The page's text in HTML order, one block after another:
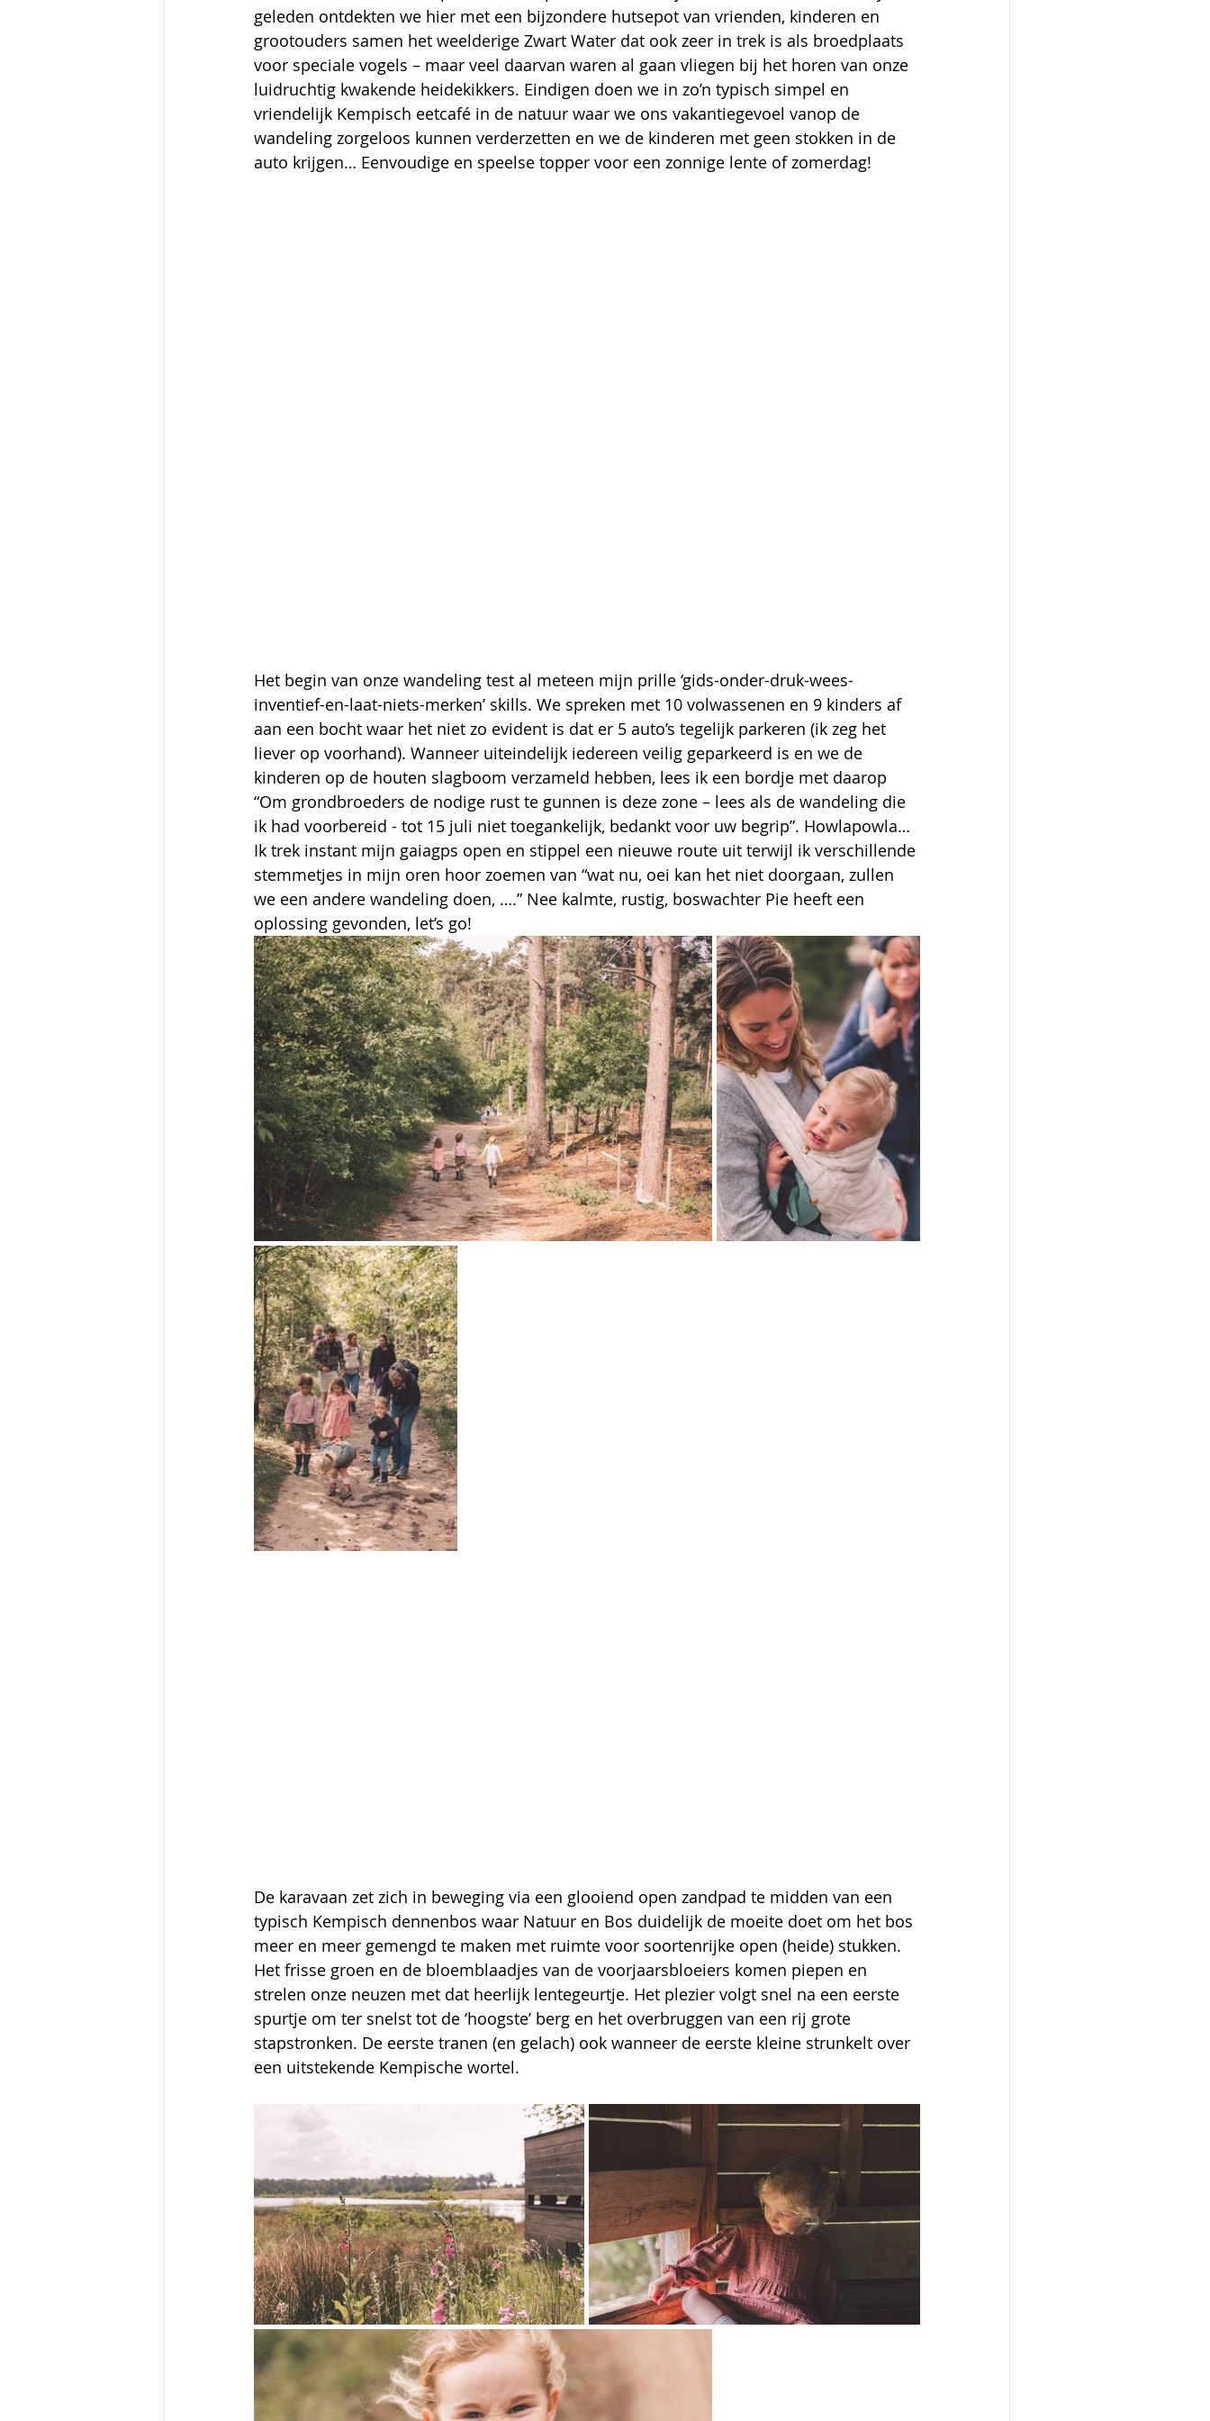
geleden ontdekten we hier met een bijzondere hutsepot van vrienden, kinderen en
grootouders samen het weelderige Zwart Water dat ook zeer in trek is als broedplaats
voor speciale vogels – maar veel daarvan waren al gaan vliegen bij het horen van onze
luidruchtig kwakende heidekikkers. Eindigen doen we in zo’n typisch simpel en
vriendelijk Kempisch eetcafé in de natuur waar we ons vakantiegevoel vanop de
wandeling zorgeloos kunnen verderzetten en we de kinderen met geen stokken in de
auto krijgen… Eenvoudige en speelse topper voor een zonnige lente of zomerdag!
Het begin van onze wandeling test al meteen mijn prille ‘gids-onder-druk-wees-
inventief-en-laat-niets-merken’ skills. We spreken met 10 volwassenen en 9 kinders af
aan een bocht waar het niet zo evident is dat er 5 auto’s tegelijk parkeren (ik zeg het
liever op voorhand). Wanneer uiteindelijk iedereen veilig geparkeerd is en we de
kinderen op de houten slagboom verzameld hebben, lees ik een bordje met daarop
“Om grondbroeders de nodige rust te gunnen is deze zone – lees als de wandeling die
ik had voorbereid - tot 15 juli niet toegankelijk, bedankt voor uw begrip”. Howlapowla…
Ik trek instant mijn gaiagps open en stippel een nieuwe route uit terwijl ik verschillende
stemmetjes in mijn oren hoor zoemen van “wat nu, oei kan het niet doorgaan, zullen
we een andere wandeling doen, ….” Nee kalmte, rustig, boswachter Pie heeft een
oplossing gevonden, let’s go!
De karavaan zet zich in beweging via een glooiend open zandpad te midden van een
typisch Kempisch dennenbos waar Natuur en Bos duidelijk de moeite doet om het bos
meer en meer gemengd te maken met ruimte voor soortenrijke open (heide) stukken.
Het frisse groen en de bloemblaadjes van de voorjaarsbloeiers komen piepen en
strelen onze neuzen met dat heerlijk lentegeurtje. Het plezier volgt snel na een eerste
spurtje om ter snelst tot de ‘hoogste’ berg en het overbruggen van een rij grote
stapstronken. De eerste tranen (en gelach) ook wanneer de eerste kleine strunkelt over
een uitstekende Kempische wortel.